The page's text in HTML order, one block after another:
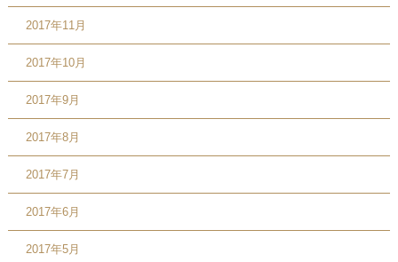
2017年11月
2017年10月
2017年9月
2017年8月
2017年7月
2017年6月
2017年5月